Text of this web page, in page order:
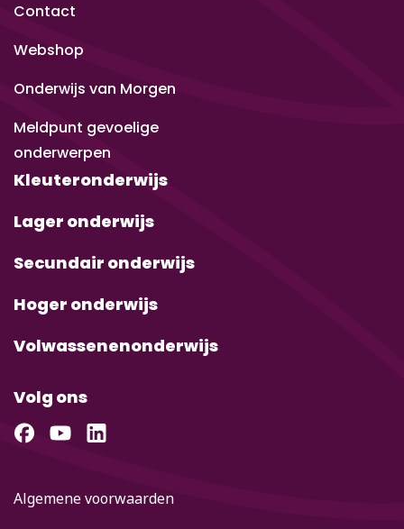
Contact
Webshop
Onderwijs van Morgen
Meldpunt gevoelige
onderwerpen
Kleuteronderwijs
Lager onderwijs
Secundair onderwijs
Hoger onderwijs
Volwassenenonderwijs
Volg ons
Algemene voorwaarden